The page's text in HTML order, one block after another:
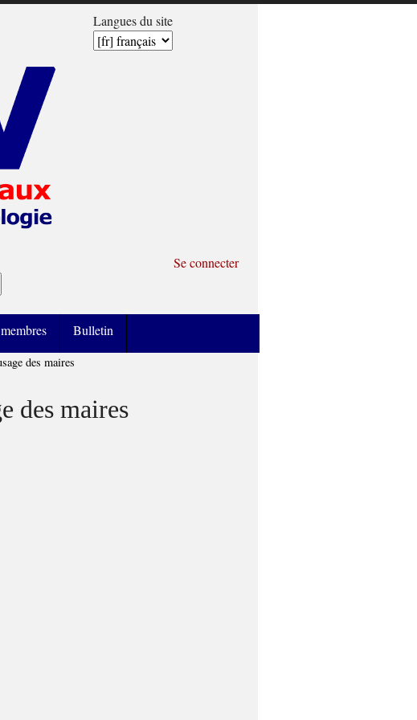
Se connecter
Langues du site
Bulletin
des maires
des maires